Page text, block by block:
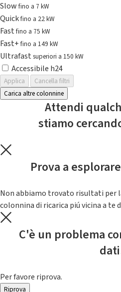
Slowfino a 7 kW
Quickfino a 22 kW
Fastfino a 75 kW
Fast+fino a 149 kW
Ultrafast superiori a 150 kW
Accessibile h24
Applica
Cancella filtri
Carica altre colonnine
Attendi
stiamo
Prova a
Non abbiamo trovato risultati per
colonnina di ricarica piú vicina a
C'è un problema
Per favore riprova.
Riprova